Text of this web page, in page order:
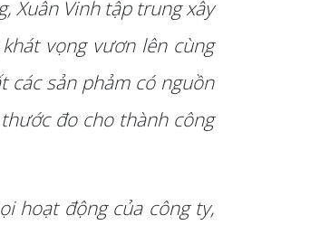
Xuân Vinh tập trung xây
vọng vươn lên cùng
các sản phảm có nguồn
đo cho thành công
hoạt động của công ty,